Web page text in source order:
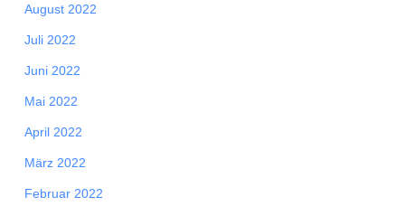
August 2022
Juli 2022
Juni 2022
Mai 2022
April 2022
März 2022
Februar 2022